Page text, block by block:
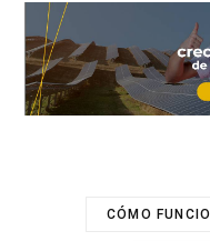
CÓMO